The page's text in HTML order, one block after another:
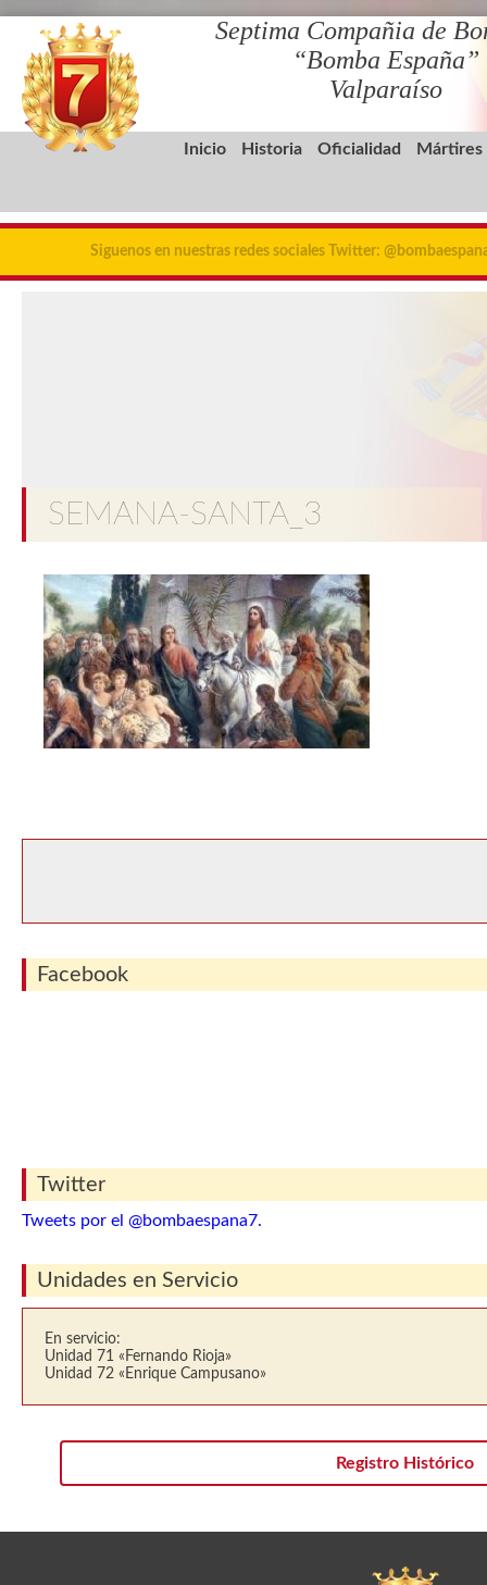
Septima Compañia de
“Bomba España”
Valparaíso
Inicio Historia Oficialidad Mártires
Siguenos en nuestras redes sociales Twitter:
SEMANA-SANTA_3
Facebook
Twitter
Tweets por el @bombaespana7.
Unidades en Servicio
En servicio:
Unidad 71 «Fernando Rioja»
Unidad 72 «Enrique Campusano»
Registro Histórico